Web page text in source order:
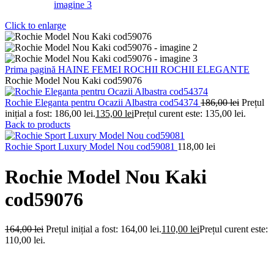
Click to enlarge
Prima pagină HAINE FEMEI ROCHII ROCHII ELEGANTE
Rochie Model Nou Kaki cod59076
Rochie Eleganta pentru Ocazii Albastra cod54374 186,00lei Prețul
inițial a fost: 186,00 lei.135,00 leiPrețul curent este: 135,00 lei.
Back to products
Rochie Sport Luxury Model Nou cod59081 118,00 lei
Rochie Model Nou Kaki
cod59076
164,00lei Prețul inițial a fost: 164,00 lei.110,00 leiPrețul curent este:
110,00 lei.